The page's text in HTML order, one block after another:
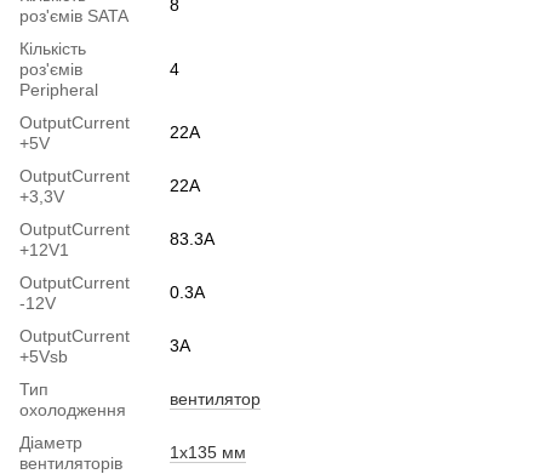
роз'ємів SATA
8
Кількість
роз'ємів
Peripheral
4
OutputСurrent
+5V
22A
OutputСurrent
+3,3V
22A
OutputCurrent
+12V1
83.3A
OutputСurrent
-12V
0.3А
OutputСurrent
+5Vsb
3А
Тип
охолодження
вентилятор
Діаметр
вентиляторів
1x135 мм